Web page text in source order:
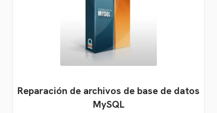
Reparación de archivos de base de datos
MySQL